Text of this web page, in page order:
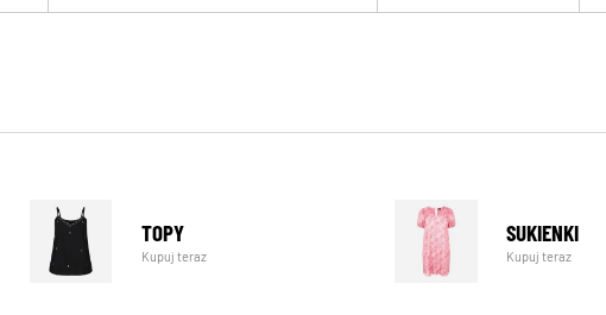
TOPY
Kupuj teraz
SUKIENKI
Kupuj teraz